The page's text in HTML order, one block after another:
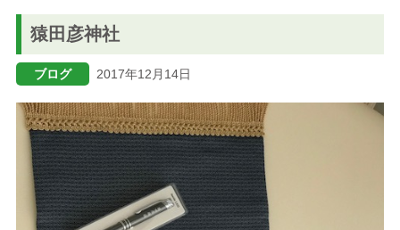
猿田彦神社
ブログ 2017年12月14日